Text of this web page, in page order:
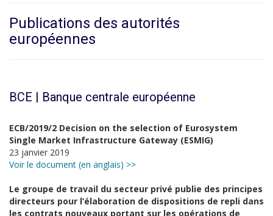
Publications des autorités
européennes
BCE | Banque centrale européenne
ECB/2019/2 Decision on the selection of Eurosystem
Single Market Infrastructure Gateway (ESMIG)
23 janvier 2019
Voir le document (en anglais) >>
Le groupe de travail du secteur privé publie des principes
directeurs pour l’élaboration de dispositions de repli dans
les contrats nouveaux portant sur les opérations de